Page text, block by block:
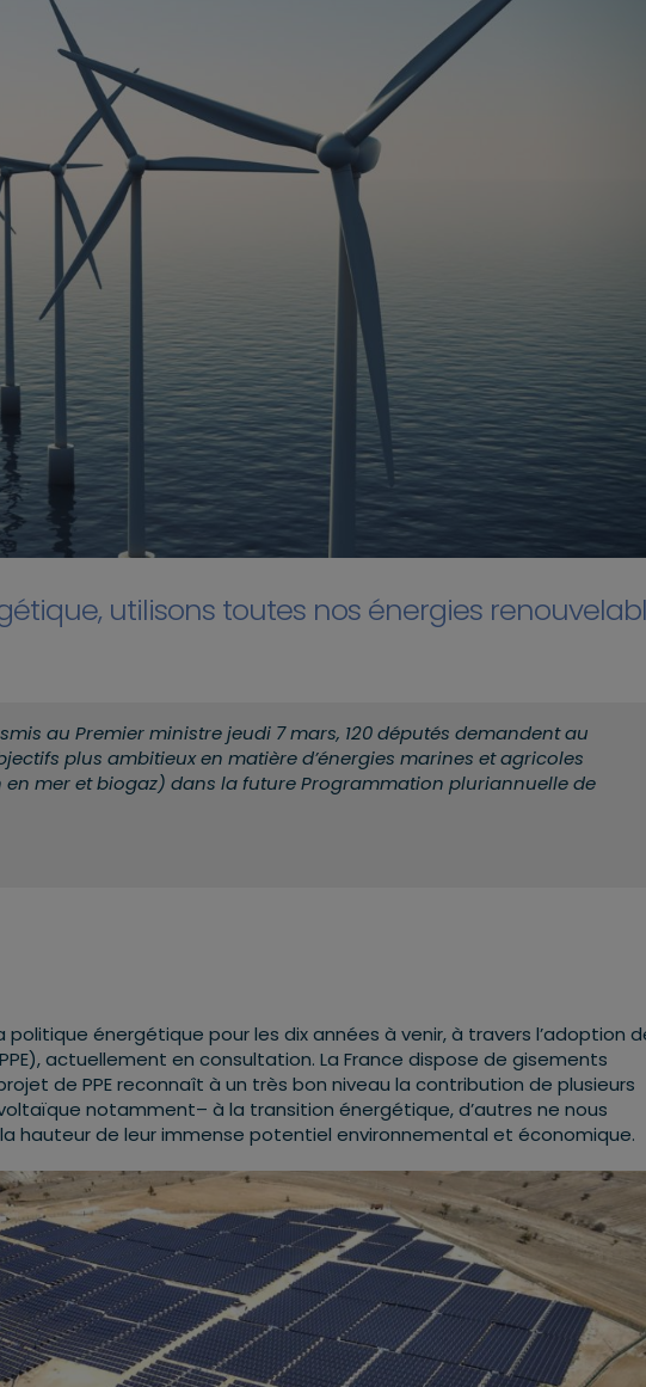
utilisons toutes nos énergies
au Premier ministre jeudi 7 mars, 120 députés demandent au
plus ambitieux en matière d’énergies marines et agricoles
mer et biogaz) dans la future Programmation pluriannuelle de
énergétique pour les dix années à venir, à travers l’adoption
actuellement en consultation. La France dispose de gisements
de PPE reconnaît à un très bon niveau la contribution de plusieurs
notamment– à la transition énergétique, d’autres ne nous
hauteur de leur immense potentiel environnemental et économique.